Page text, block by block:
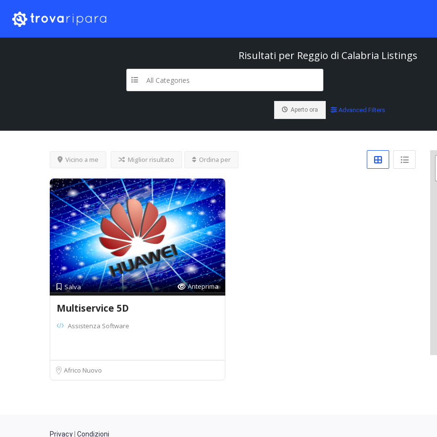
Risultati per Reggio di Calabria Listings
All Categories
Aperto ora Advanced Filters
Vicino a me Miglior risultato Ordina per
Salva Anteprima
Multiservice 5D
Assistenza Software
Africo Nuovo
Privacy Condizioni